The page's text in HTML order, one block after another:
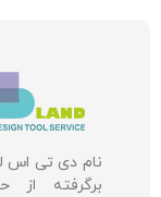
نام دی تی اس
برگرفته از